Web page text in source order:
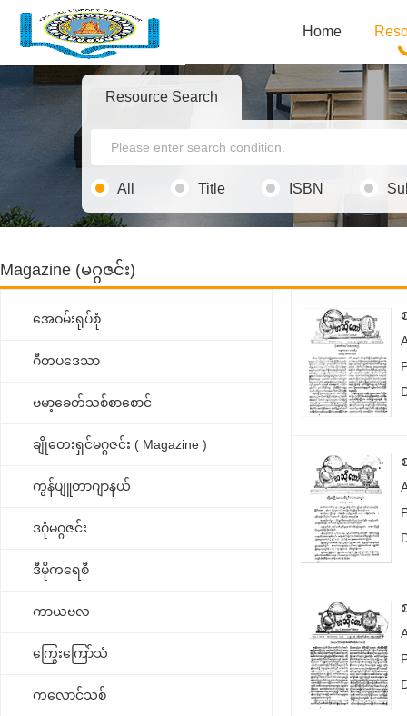
Home
Resource Search
All Title ISBN
Magazine (မဂ္ဂဇင်း)
အေဝမ်းရုပ်စုံ
ဂီတပဒေသာ
ဗမာ့ခေတ်သစ်စာစောင်
ချိုတေးရှင်မဂ္ဂဇင်း ( Magazine )
ကွန်ပျူတာဂျာနယ်
ဒဂုံမဂ္ဂဇင်း
ဒီမိုကရေစီ
ကာယဗလ
ကြွေးကြော်သံ
ကလောင်သစ်